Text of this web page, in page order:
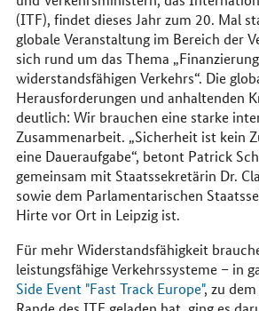
(ITF), findet dieses Jahr zum 20. Mal
globale Veranstaltung im Bereich der
sich rund um das Thema
widerstandsfähigen Verkehrs“. Die
Herausforderungen und anhaltenden
deutlich: Wir brauchen eine starke
Zusammenarbeit. „Sicherheit ist kein
eine Daueraufgabe“, betont Patrick
gemeinsam mit Staatssekretärin Dr.
sowie dem Parlamentarischen
Hirte vor Ort in Leipzig ist.
Für mehr Widerstandsfähigkeit
leistungsfähige Verkehrssysteme – in
Side Event "Fast Track Europe", zu